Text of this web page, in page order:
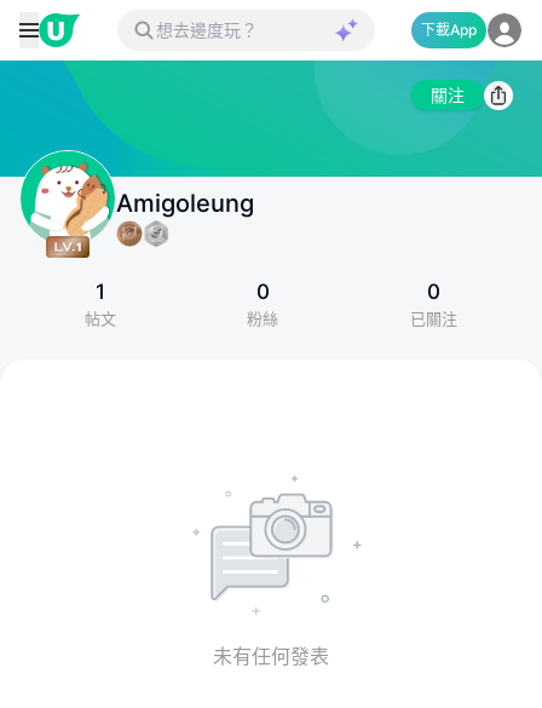
下載App
關注
Amigoleung
1
帖文
0
粉絲
0
已關注
未有任何發表